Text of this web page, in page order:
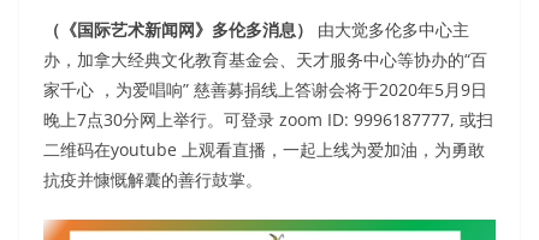
（《国际艺术新闻网》多伦多消息）
由大觉多伦多中心主
办，加拿大经典文化教育基金会、天才服务中心等协办的“百
家千心 ，为爱唱响” 慈善募捐线上答谢会将于2020年5月9日
晚上7点30分网上举行。可登录 zoom ID: 9996187777, 或扫
二维码在youtube 上观看直播，一起上线为爱加油，为勇敢
抗疫并慷慨解囊的善行鼓掌。